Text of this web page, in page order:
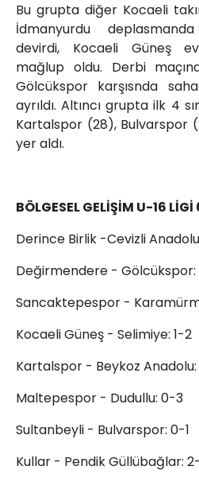
Bu grupta diğer Kocaeli
İdmanyurdu
devirdi, Kocaeli Güneş
mağlup oldu. Derbi
Gölcükspor karşısnda
ayrıldı. Altıncı grupta ilk 4
Kartalspor (28), Bulvarspor
yer aldı.
BÖLGESEL GELİŞİM U-16 LİGİ
Derince Birlik -Cevizli
Değirmendere - Gölcükspor:
Sancaktepespor -
Kocaeli Güneş - Selimiye: 1-2
Kartalspor - Beykoz Anadolu:
Maltepespor - Dudullu: 0-3
Sultanbeyli - Bulvarspor: 0-1
Kullar - Pendik Güllübağlar: